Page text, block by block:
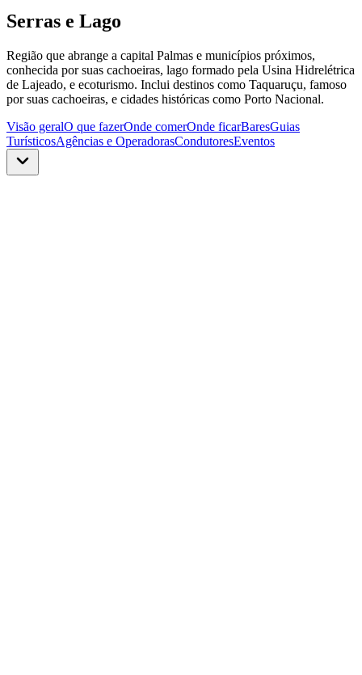
Serras e Lago
Região que abrange a capital Palmas e municípios próximos,
conhecida por suas cachoeiras, lago formado pela Usina Hidrelétrica
de Lajeado, e ecoturismo. Inclui destinos como Taquaruçu, famoso
por suas cachoeiras, e cidades históricas como Porto Nacional.
Visão geralO que fazerOnde comerOnde ficarBaresGuias
TurísticosAgências e OperadorasCondutoresEventos